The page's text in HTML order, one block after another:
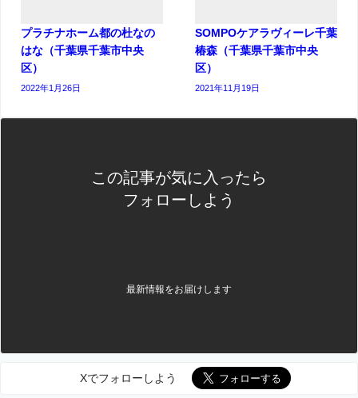
プラチナホーム都の杜なの
はな（千葉県千葉市中央
区）
2022年1月26日
SOMPOケアラヴィーレ千葉
椿森（千葉県千葉市中央
区）
2021年11月19日
この記事が気に入ったら
フォローしよう
最新情報をお届けします
Xでフォローしよう